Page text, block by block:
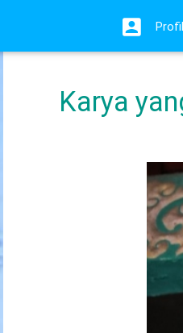
Profil
Karya